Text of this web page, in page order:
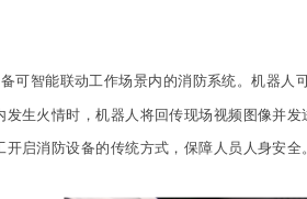
可智能联动工作场景内的消防系统。机器人
生火情时，机器人将回传现场视频图像并
启消防设备的传统方式，保障人员人身安全